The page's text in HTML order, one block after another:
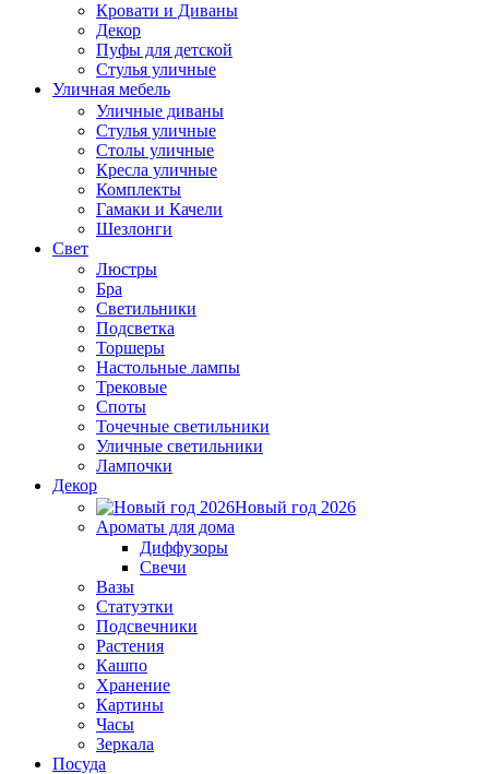
Кровати и Диваны
Декор
Пуфы для детской
Стулья уличные
Уличная мебель
Уличные диваны
Стулья уличные
Столы уличные
Кресла уличные
Комплекты
Гамаки и Качели
Шезлонги
Свет
Люстры
Бра
Светильники
Подсветка
Торшеры
Настольные лампы
Трековые
Споты
Точечные светильники
Уличные светильники
Лампочки
Декор
Новый год 2026
Ароматы для дома
Диффузоры
Свечи
Вазы
Статуэтки
Подсвечники
Растения
Кашпо
Хранение
Картины
Часы
Зеркала
Посуда